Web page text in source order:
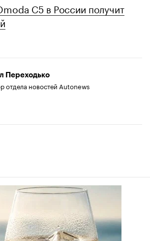
C5 в России получит
Переходько
отдела новостей Autonews